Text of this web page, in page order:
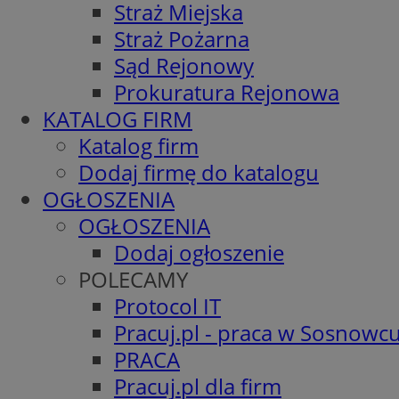
Straż Miejska
Straż Pożarna
Sąd Rejonowy
Prokuratura Rejonowa
KATALOG FIRM
Katalog firm
Dodaj firmę do katalogu
OGŁOSZENIA
OGŁOSZENIA
Dodaj ogłoszenie
POLECAMY
Protocol IT
Pracuj.pl - praca w
PRACA
Pracuj.pl dla firm